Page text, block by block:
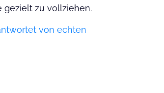
gezielt zu vollziehen.
von echten